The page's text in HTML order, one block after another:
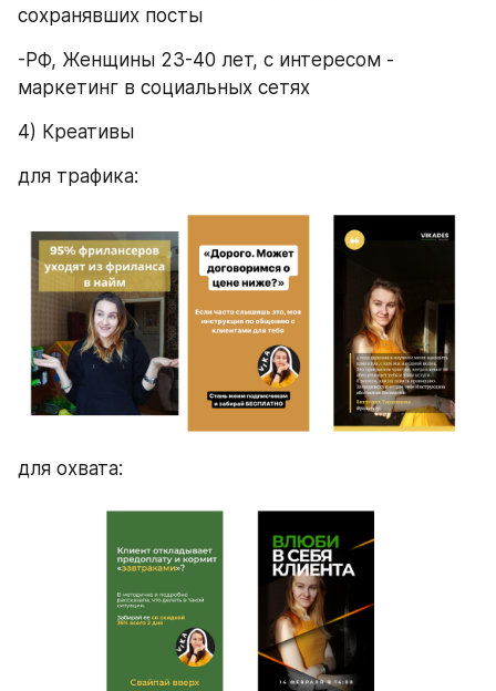
сохранявших посты
-РФ, Женщины 23-40 лет, с интересом -
маркетинг в социальных сетях
4) Креативы
для трафика:
для охвата: